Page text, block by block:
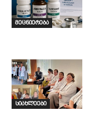
მეცნიერება
სიახლეები